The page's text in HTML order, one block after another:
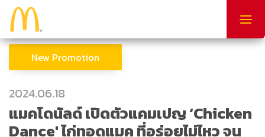
New Promotion
2024.06.18
แมคโดนัลด์ เปิดตัวแคมเปญ ‘Chicken
Dance' ไก่ทอดแมค ที่อร่อยไม่ไหว จน